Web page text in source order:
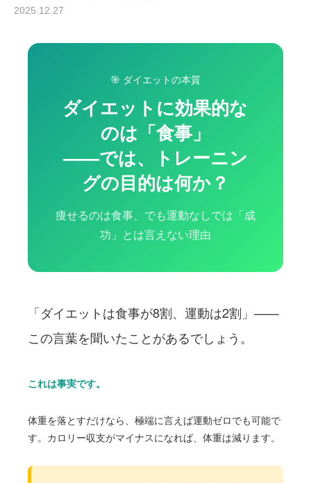
2025.12.27
🎯 ダイエットの本質
ダイエットに効果的な
のは「食事」
——では、トレーニン
グの目的は何か？
痩せるのは食事、でも運動なしでは「成
功」とは言えない理由
「ダイエットは食事が8割、運動は2割」——
この言葉を聞いたことがあるでしょう。
これは事実です。
体重を落とすだけなら、極端に言えば運動ゼロでも可能で
す。カロリー収支がマイナスになれば、体重は減ります。